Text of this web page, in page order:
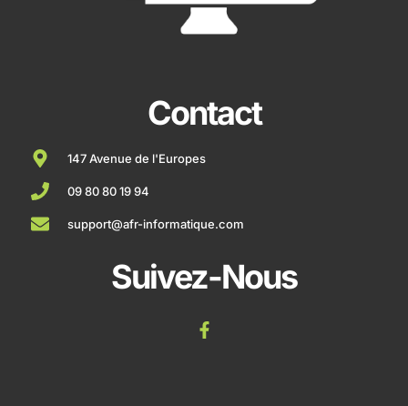
Contact
147 Avenue de l'Europes
09 80 80 19 94
support@afr-informatique.com
Suivez-Nous